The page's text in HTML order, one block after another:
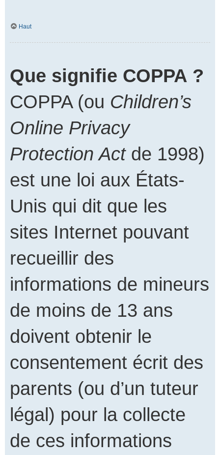
Haut
Que signifie COPPA ?
COPPA (ou Children’s
Online Privacy
Protection Actde 1998)
est une loi aux États-
Unis qui dit que les
sites Internet pouvant
recueillir des
informations de mineurs
de moins de 13 ans
doivent obtenir le
consentement écrit des
parents (ou d’un tuteur
légal) pour la collecte
de ces informations